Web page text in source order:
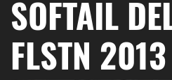
SOFTAIL
FLSTN 2013